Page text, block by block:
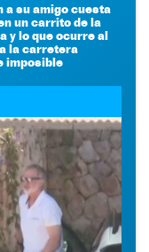
a su amigo cuesta
un carrito de la
y lo que ocurre al
la carretera
imposible